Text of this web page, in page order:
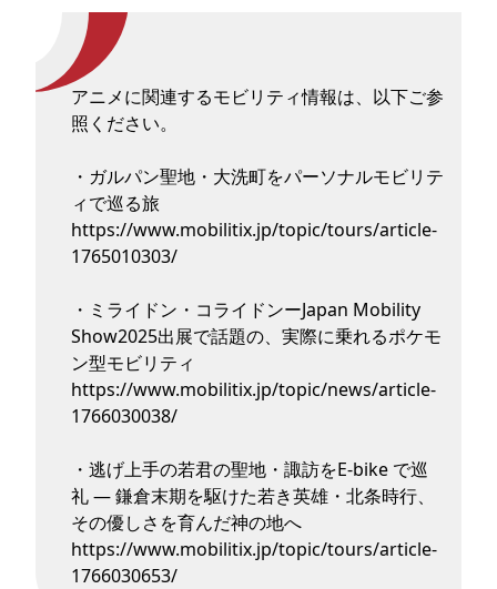
アニメに関連するモビリティ情報は、以下ご参
照ください。
・ガルパン聖地・大洗町をパーソナルモビリテ
ィで巡る旅
https://www.mobilitix.jp/topic/tours/article-
1765010303/
・ミライドン・コライドンーJapan Mobility
Show2025出展で話題の、実際に乗れるポケモ
ン型モビリティ
https://www.mobilitix.jp/topic/news/article-
1766030038/
・逃げ上手の若君の聖地・諏訪をE-bike で巡
礼 ― 鎌倉末期を駆けた若き英雄・北条時行、
その優しさを育んだ神の地へ
https://www.mobilitix.jp/topic/tours/article-
1766030653/